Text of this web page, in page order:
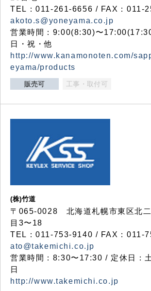
TEL：011-261-6656 / FAX：011-
akoto.s@yoneyama.co.jp
営業時間：9:00(8:30)〜
日・祝・他
http://www.kanamonoten.com/
eyama/products
販売可 工事・取付可
(株)竹道
〒065-0028 北海道札幌市東区北
目3〜18
TEL：011-753-9140 / FAX：011-
ato@takemichi.co.jp
営業時間：8:30〜17:30 / 定休日：
日
http://www.takemichi.co.jp